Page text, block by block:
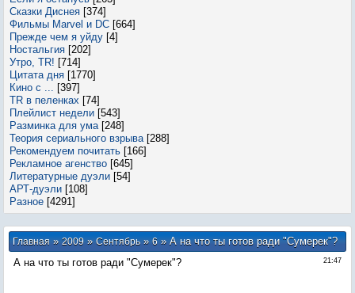
Сказки Диснея [374]
Фильмы Marvel и DC [664]
Прежде чем я уйду [4]
Ностальгия [202]
Утро, TR! [714]
Цитата дня [1770]
Кино с ... [397]
TR в пеленках [74]
Плейлист недели [543]
Разминка для ума [248]
Теория сериального взрыва [288]
Рекомендуем почитать [166]
Рекламное агенство [645]
Литературные дуэли [54]
АРТ-дуэли [108]
Разное [4291]
Главная»2009 » Сентябрь » 6» А на что ты готов ради "Сумерек"?
21:47
А на что ты готов ради "Сумерек"?